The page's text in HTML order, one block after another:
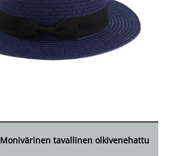
Monivärinen tavallinen olkivenehattu